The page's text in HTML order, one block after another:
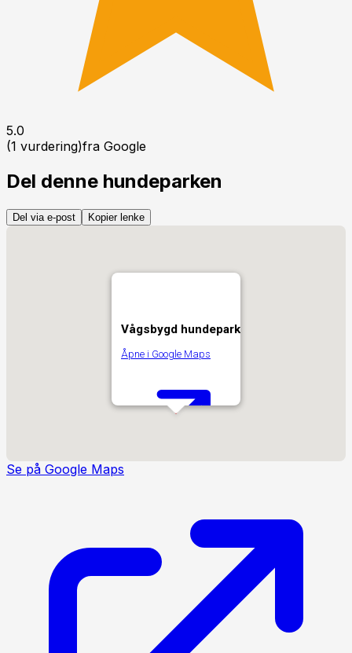
5.0
(1 vurdering)fra Google
Del denne hundeparken
Del via e-post Kopier lenke
Vågsbygd hundepark
Åpne i Google Maps
Se på Google Maps